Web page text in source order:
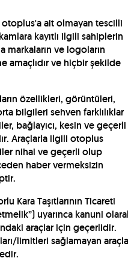
otoplus'a ait olmayan tescilli
kayıtlı ilgili sahiplerin
ve logoların
amaçlıdır ve hiçbir şekilde
özellikleri, görüntüleri,
bilgileri sehven farklılıklar
bağlayıcı, kesin ve geçerli
Araçlarla ilgili otoplus
nihai ve geçerli olup
haber vermeksizin
Kara Taşıtlarının Ticareti
uyarınca kanuni
araçlar için geçerlidir.
limitleri sağlamayan